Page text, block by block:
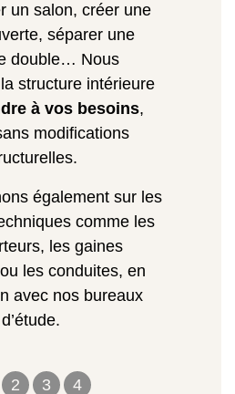
2 3 4
un salon, créer une
séparer une
double… Nous
structure intérieure
à vos besoins,
modifications
également sur les
comme les
les gaines
les conduites, en
avec nos bureaux
d’étude.